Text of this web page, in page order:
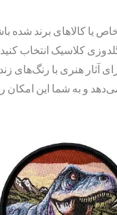
یا کالاهای برند شده
کلاسیک انتخاب
هنری با رنگ‌های
و به شما این امکان